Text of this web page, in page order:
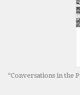
“Conversations in the